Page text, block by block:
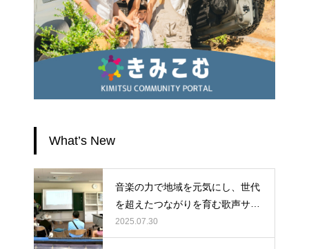
What’s New
音楽の力で地域を元気にし、世代
を超えたつながりを育む歌声サロ
ンに、ぜひ皆様のお力をお貸しく
ださい。
2025.07.30